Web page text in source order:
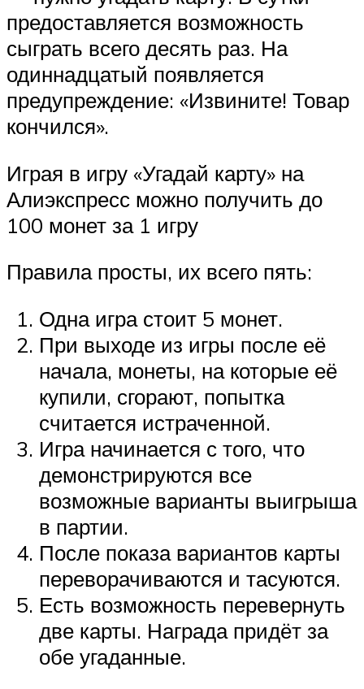
предоставляется возможность
сыграть всего десять раз. На
одиннадцатый появляется
предупреждение: «Извините! Товар
кончился».
Играя в игру «Угадай карту» на
Алиэкспресс можно получить до
100 монет за 1 игру
Правила просты, их всего пять:
Одна игра стоит 5 монет.
При выходе из игры после её
начала, монеты, на которые её
купили, сгорают, попытка
считается истраченной.
Игра начинается с того, что
демонстрируются все
возможные варианты выигрыша
в партии.
После показа вариантов карты
переворачиваются и тасуются.
Есть возможность перевернуть
две карты. Награда придёт за
обе угаданные.